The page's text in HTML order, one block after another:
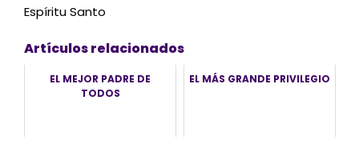
Espíritu Santo
Artículos relacionados
EL MEJOR PADRE DE
TODOS
EL MÁS GRANDE PRIVILEGIO